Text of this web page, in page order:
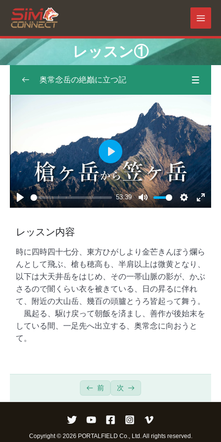
ス
キ
ッ
レッスン①
0/2
レッスン① 53:39
ここはどこでしょう
奥常念岳の絶巓に立つ記
PLAY
53:39
MUTE SETTINGS
PLAY
レッスン内容
時に四時四十七分、東方ひがしより金芒きんぼう爛ら
んとして飛ぶ、槍も穂高も、半肩以上は微黄となり、
以下は大天井岳をはじめ、その一帯山脈の影が、かぶ
さるので闇くらい衣を被きている、日の昇るに伴れ
て、附近の大山岳、幾百の頭臚とうろ皆起って舞う。
風起る、駆け戻って朝飯を済まし、善作が後始末を
している間、一足先へ出立する、奥常念に向おうと
て。
前 次
Copyright © 2026 PORTALFIELD Co., Ltd. All rights reserved.